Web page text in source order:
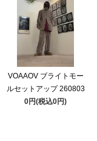
VOAAOV ブライトモー
ルセットアップ 260803
0円(税込0円)